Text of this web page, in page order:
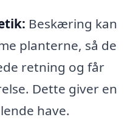
Beskæring kan
planterne, så de
retning og får
Dette giver en
have.